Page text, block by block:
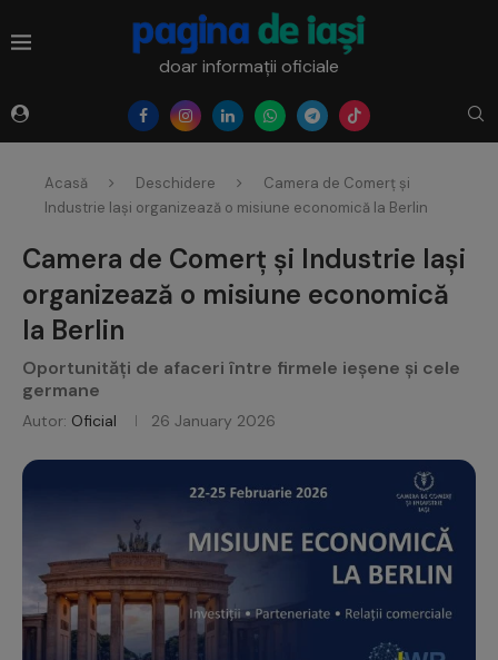
doar informații oficiale
Acasă Deschidere
Camera de Comerț și
Industrie Iași organizează o misiune economică la Berlin
Camera de Comerț și Industrie Iași
organizează o misiune economică
la Berlin
Oportunități de afaceri între firmele ieșene și cele
germane
Autor: Oficial 26 January 2026